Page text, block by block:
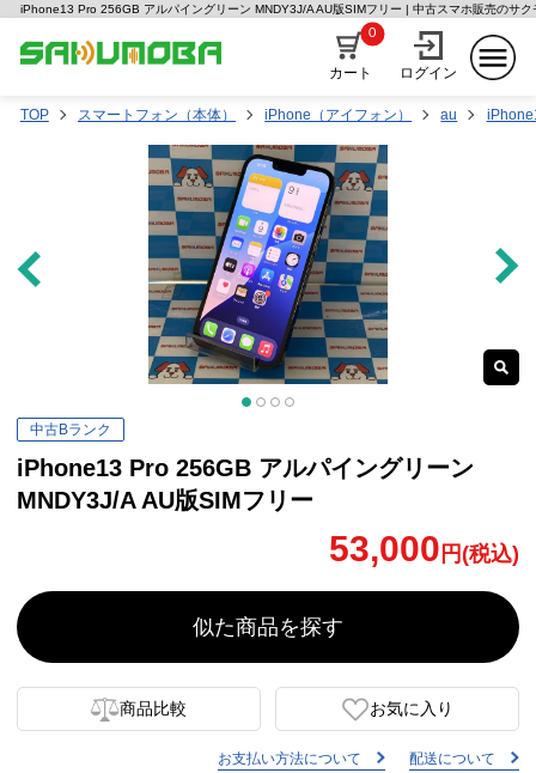
iPhone13 Pro 256GB アルパイングリーン MNDY3J/A AU版SIMフリー | 中古スマホ販売のサク
カート
0
ログイン
TOP スマートフォン（本体） iPhone（アイフォン） au
中古Bランク
iPhone13 Pro 256GB アルパイングリーン
MNDY3J/A AU版SIMフリー
53,000 円(税込)
似た商品を探す
商品比較 お気に入り
お支払い方法について 配送について